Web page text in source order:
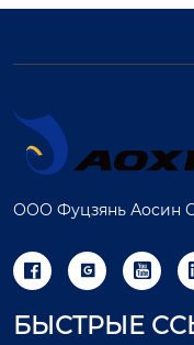
ООО Фуцзянь Аосин
  
БЫСТРЫЕ